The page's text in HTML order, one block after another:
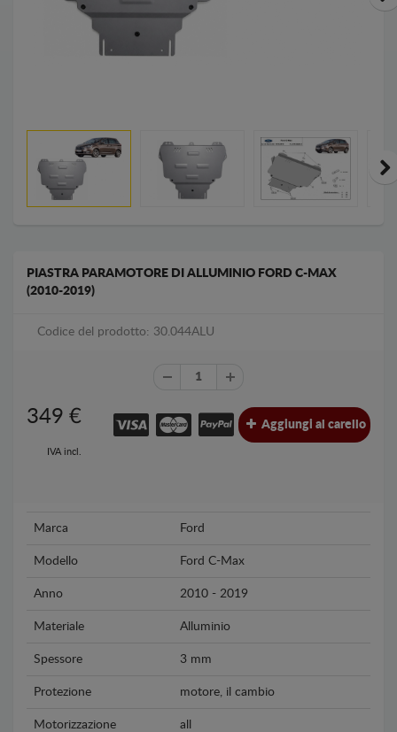
PIASTRA PARAMOTORE DI ALLUMINIO FORD C-MAX
(2010-2019)
Codice del prodotto: 30.044ALU
349 €
IVA incl.
Aggiungi al carello
Marca Ford
Modello Ford C-Max
Anno 2010 - 2019
Materiale Alluminio
Spessore 3 mm
Protezione motore, il cambio
Motorizzazione all